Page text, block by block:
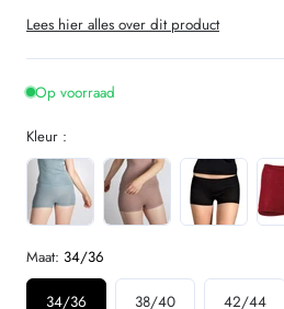
Lees hier alles over dit product
Op voorraad
Kleur :
Maat: 34/36
34/36 38/40 42/44